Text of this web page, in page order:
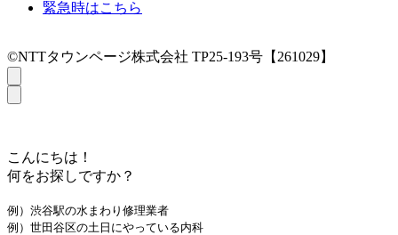
緊急時はこちら
©NTTタウンページ株式会社 TP25-193号【261029】
こんにちは！
何をお探しですか？
例）渋谷駅の水まわり修理業者
例）世田谷区の土日にやっている内科